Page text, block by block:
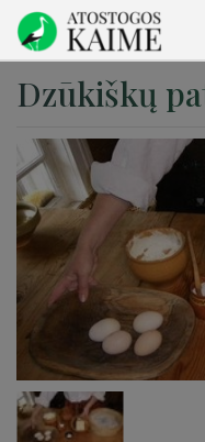
Dzūkiškų